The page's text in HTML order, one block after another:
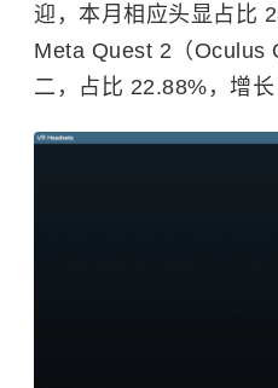
迎，本月相应头显占比
Meta Quest 2（Oculus
二，占比 22.88%，增长